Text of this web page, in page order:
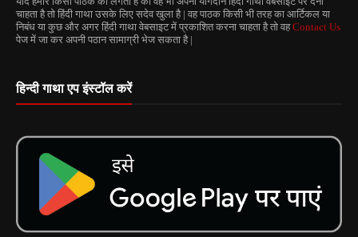
चाहता है तो हिंदी गाथा उसके लिए सदेव खुला है | वह पाठक किसी भी तरह का आर्टिकल या
निबंध या कुछ और अगर हिंदी गाथा वेबसाइट में प्रकाशित करना चाहता है तो वहContact Us
पेज में जा कर अपनी पठान सामाग्री भेज सकता है |
हिन्दी गाथा एप इंस्टॉल करें